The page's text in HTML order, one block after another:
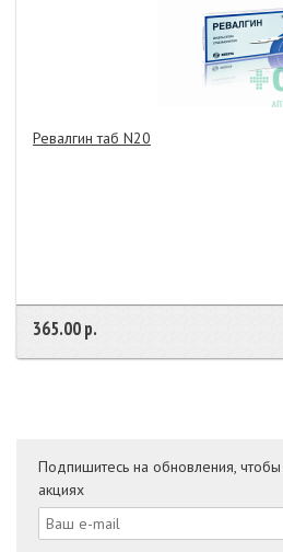
Ревалгин таб N20
365.00 р.
Подпишитесь на обновления,
акциях